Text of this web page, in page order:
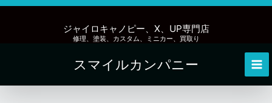
内
ッ
ジャイロキャノピー、X、UP専門店
修理、塗装、カスタム、ミニカー、買取り
スマイルカンパニー